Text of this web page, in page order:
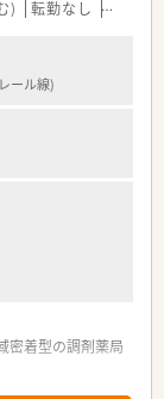
) 転勤なし 車通勤
ール線)
密着型の調剤薬局